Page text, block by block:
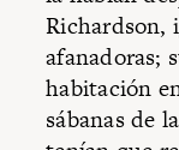
Richardson,
afanadoras;
habitación
sábanas de